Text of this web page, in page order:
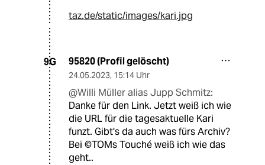
taz.de/static/images/kari.jpg
9G 95820 (Profil gelöscht)
24.05.2023, 15:14 Uhr
@Willi Müller alias Jupp Schmitz:
Danke für den Link. Jetzt weiß ich wie
die URL für die tagesaktuelle Kari
funzt. Gibt's da auch was fürs Archiv?
Bei ©TOMs Touché weiß ich wie das
geht..